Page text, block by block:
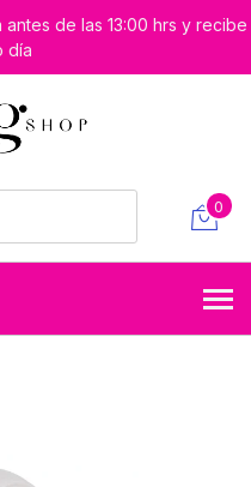
de las 13:00 hrs y recibe
día
0